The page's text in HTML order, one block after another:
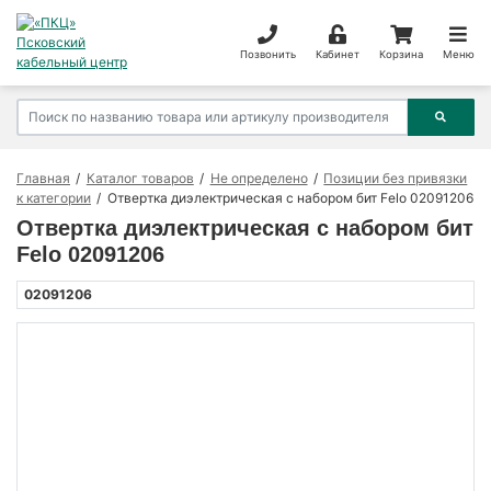
Позвонить Кабинет Корзина Меню
Главная Каталог товаров Не определено
Позиции без привязки
к категории
Отвертка диэлектрическая с набором бит Felo 02091206
Отвертка диэлектрическая с набором бит
Felo 02091206
02091206